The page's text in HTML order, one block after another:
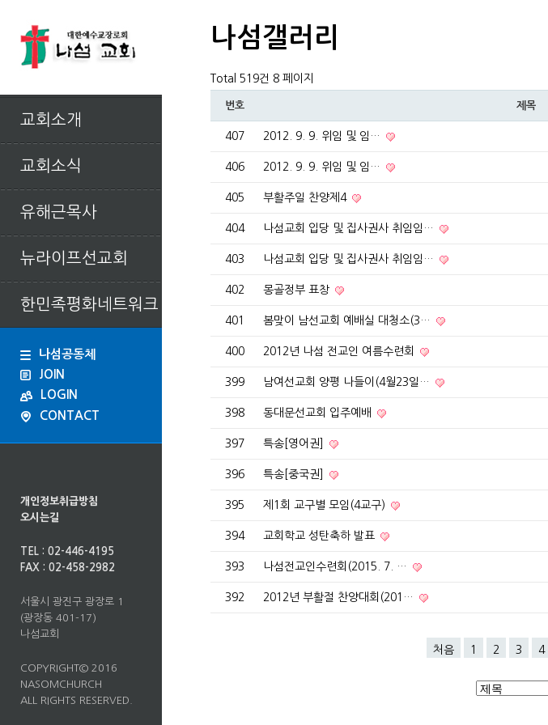
교회소개
교회소식
유해근목사
뉴라이프선교회
한민족평화네트워크
나섬공동체
JOIN
LOGIN
CONTACT
개인정보취급방침
오시는길
TEL : 02-446-4195
FAX : 02-458-2982
서울시 광진구 광장로 1
(광장동 401-17)
나섬교회
COPYRIGHT© 2016
NASOMCHURCH
ALL RIGHTS RESERVED.
나섬갤러리
Total 519건 8 페이지
번호 제목
407 2012. 9. 9. 위임 및 임…
406 2012. 9. 9. 위임 및 임…
405 부활주일 찬양제4
404 나섬교회 입당 및 집사권사 취임임…
403 나섬교회 입당 및 집사권사 취임임…
402 몽골정부 표창
401 봄맞이 남선교회 예배실 대청소(3…
400 2012년 나섬 전교인 여름수련회
399 남여선교회 양평 나들이(4월23일…
398 동대문선교회 입주예배
397 특송[영어권]
396 특송[중국권]
395 제1회 교구별 모임(4교구)
394 교회학교 성탄축하 발표
393 나섬전교인수련회(2015. 7. …
392 2012년 부활절 찬양대회(201…
처음 1 2 3 4